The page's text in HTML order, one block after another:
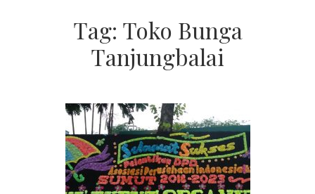
Tag: Toko Bunga
Tanjungbalai